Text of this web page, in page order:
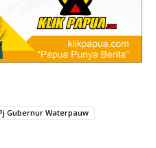
Gubernur Waterpauw